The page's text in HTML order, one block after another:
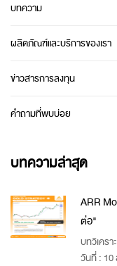
บทความ
ผลิตภัณฑ์และบริการของเรา
ข่าวสารการลงทุน
คำถามที่พบบ่อย
บทความล่าสุด
ARR
ต่อ"
บทวิเคร
วันที่ : 10